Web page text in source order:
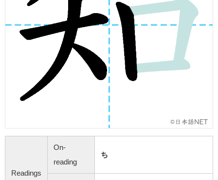
Readings
On-
reading
ち